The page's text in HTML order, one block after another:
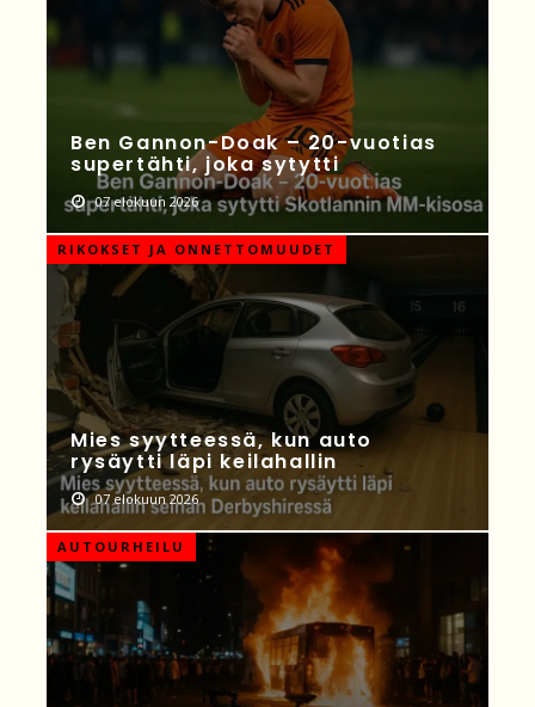
Ben Gannon-Doak – 20-vuotias
supertähti, joka sytytti
07 elokuun 2026
RIKOKSET JA ONNETTOMUUDET
Mies syytteessä, kun auto
rysäytti läpi keilahallin
07 elokuun 2026
AUTOURHEILU